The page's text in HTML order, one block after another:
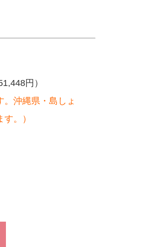
円）
。沖縄県・島しょ
。）